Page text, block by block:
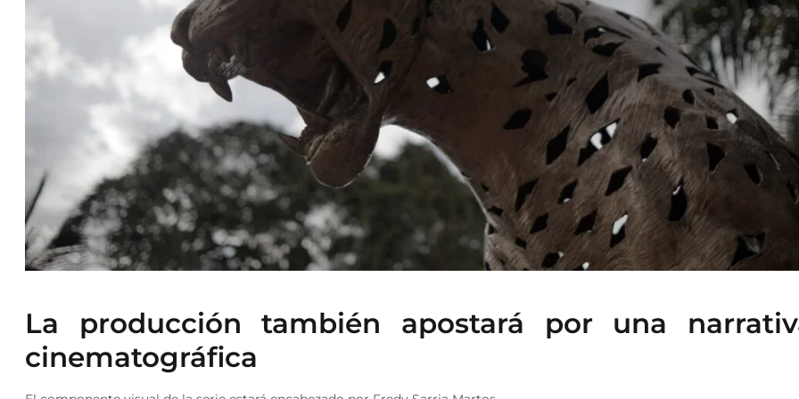
La producción también apostará por una
cinematográfica